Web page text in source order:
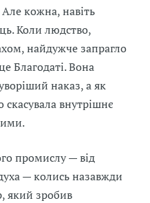
кожна, навіть
Коли людство,
найдужче запрагло
Благодаті. Вона
наказ, а як
внутрішнє
промислу — від
— колись назавжди
який зробив